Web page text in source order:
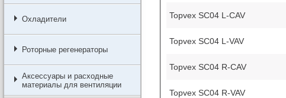
Охладители
Роторные регенераторы
Аксессуары и расходные
материалы для вентиляции
Topvex SC04 L-CAV
Topvex SC04 L-VAV
Topvex SC04 R-CAV
Topvex SC04 R-VAV